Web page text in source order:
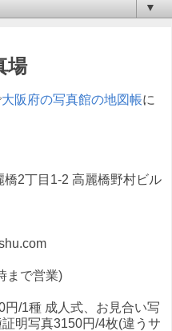
▼
場
大阪府の写真館の地図帳に
2丁目1-2 高麗橋野村ビル
まで営業)
/1種 成人式、お見合い写
明写真3150円/4枚(違うサ